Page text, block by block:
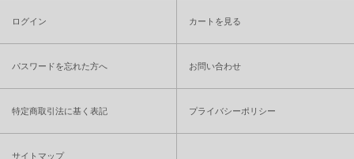
ログイン カートを見る
パスワードを忘れた方へ お問い合わせ
特定商取引法に基く表記 プライバシーポリシー
サイトマップ